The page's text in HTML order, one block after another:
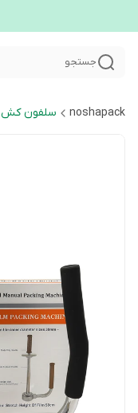
جستجو
noshapack سلفون کش